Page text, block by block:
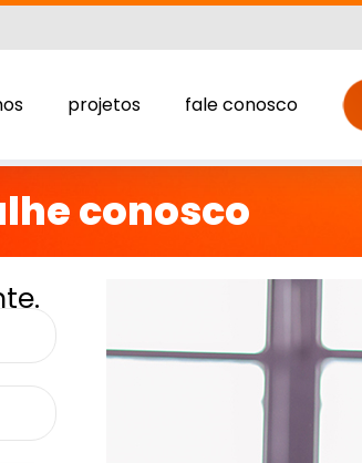
projetos fale conosco
conosco